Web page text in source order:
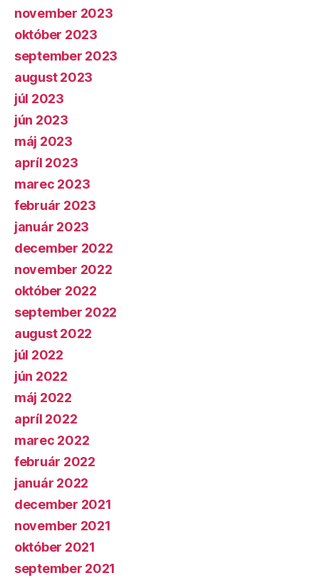
november 2023
október 2023
september 2023
august 2023
júl 2023
jún 2023
máj 2023
apríl 2023
marec 2023
február 2023
január 2023
december 2022
november 2022
október 2022
september 2022
august 2022
júl 2022
jún 2022
máj 2022
apríl 2022
marec 2022
február 2022
január 2022
december 2021
november 2021
október 2021
september 2021